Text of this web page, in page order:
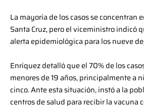
La mayoría de los casos se concentran
Santa Cruz, pero el viceministro indicó
alerta epidemiológica para los nueve
Enríquez detalló que el 70% de los
menores de 19 años, principalmente a
cinco. Ante esta situación, instó a la
centros de salud para recibir la vacuna